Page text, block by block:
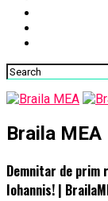
Braila MEA
Demnitar de prim
Iohannis! |